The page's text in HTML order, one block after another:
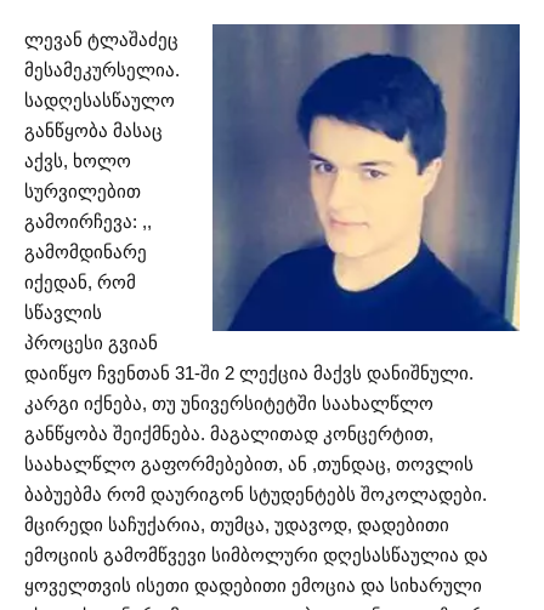
ლევან ტლაშაძეც
მესამეკურსელია.
სადღესასწაულო
განწყობა მასაც
აქვს, ხოლო
სურვილებით
გამოირჩევა: ,,
გამომდინარე
იქედან, რომ
სწავლის
პროცესი გვიან
დაიწყო ჩვენთან 31-ში 2 ლექცია მაქვს დანიშნული.
კარგი იქნება, თუ უნივერსიტეტში საახალწლო
განწყობა შეიქმნება. მაგალითად კონცერტით,
საახალწლო გაფორმებებით, ან ,თუნდაც, თოვლის
ბაბუებმა რომ დაურიგონ სტუდენტებს შოკოლადები.
მცირედი საჩუქარია, თუმცა, უდავოდ, დადებითი
ემოციის გამომწვევი სიმბოლური დღესასწაულია და
ყოველთვის ისეთი დადებითი ემოცია და სიხარული